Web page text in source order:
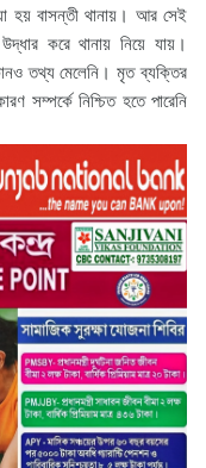
হয় বাসন্তী থানায়। আর সেই
করে থানায় নিয়ে যায়।
তথ্য মেলেনি। মৃত ব্যক্তির
সম্পর্কে নিশ্চিত হতে পারেনি